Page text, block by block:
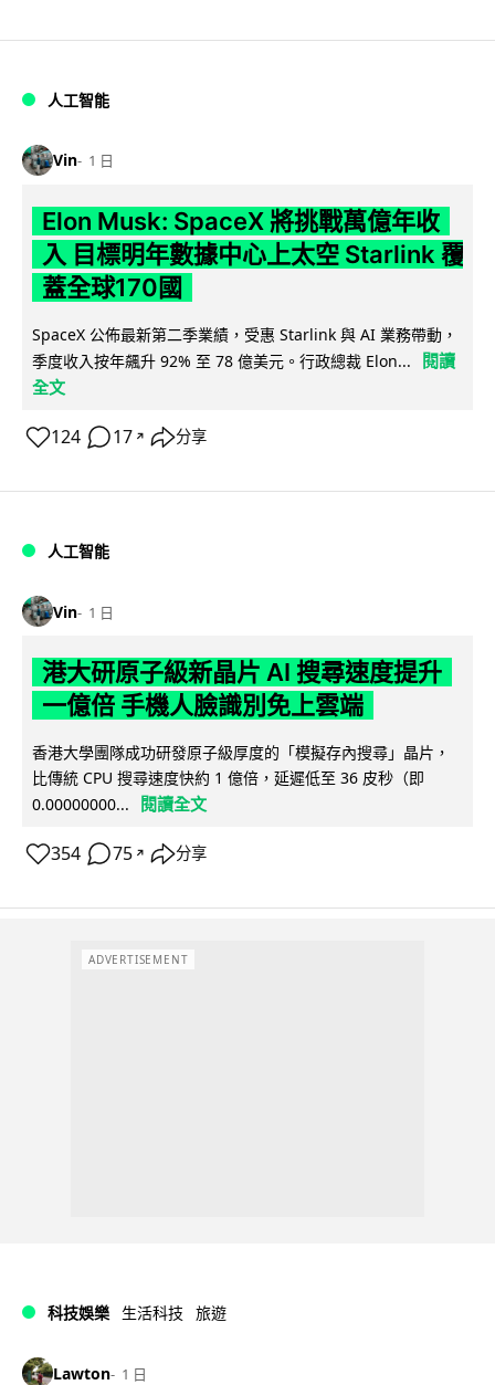
人工智能
Vin 1 日
Elon Musk: SpaceX 將挑戰萬億年收
入 目標明年數據中心上太空 Starlink 覆
蓋全球170國
SpaceX 公佈最新第二季業績，受惠 Starlink 與 AI 業務帶動，
季度收入按年飆升 92% 至 78 億美元。行政總裁 Elon...
閱讀
全文
124 17 ↗ 分享
人工智能
Vin 1 日
港大研原子級新晶片 AI 搜尋速度提升
一億倍 手機人臉識別免上雲端
香港大學團隊成功研發原子級厚度的「模擬存內搜尋」晶片，
比傳統 CPU 搜尋速度快約 1 億倍，延遲低至 36 皮秒（即
0.00000000...
閱讀全文
354 75 ↗ 分享
ADVERTISEMENT
科技娛樂 生活科技 旅遊
Lawton 1 日